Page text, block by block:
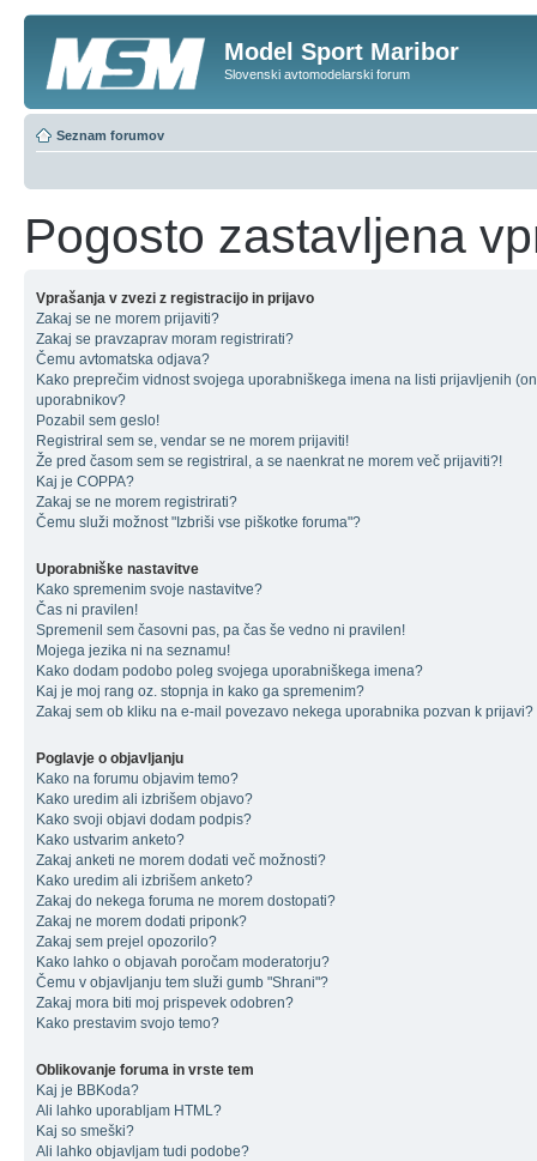
Model Sport Maribor
Slovenski avtomodelarski forum
Seznam forumov
Pogosto zastavljena
Vprašanja v zvezi z registracijo in prijavo
Zakaj se ne morem prijaviti?
Zakaj se pravzaprav moram registrirati?
Čemu avtomatska odjava?
Kako preprečim vidnost svojega uporabniškega imena na listi prijavljenih
uporabnikov?
Pozabil sem geslo!
Registriral sem se, vendar se ne morem prijaviti!
Že pred časom sem se registriral, a se naenkrat ne morem več prijaviti?!
Kaj je COPPA?
Zakaj se ne morem registrirati?
Čemu služi možnost "Izbriši vse piškotke foruma"?
Uporabniške nastavitve
Kako spremenim svoje nastavitve?
Čas ni pravilen!
Spremenil sem časovni pas, pa čas še vedno ni pravilen!
Mojega jezika ni na seznamu!
Kako dodam podobo poleg svojega uporabniškega imena?
Kaj je moj rang oz. stopnja in kako ga spremenim?
Zakaj sem ob kliku na e-mail povezavo nekega uporabnika pozvan k prijavi?
Poglavje o objavljanju
Kako na forumu objavim temo?
Kako uredim ali izbrišem objavo?
Kako svoji objavi dodam podpis?
Kako ustvarim anketo?
Zakaj anketi ne morem dodati več možnosti?
Kako uredim ali izbrišem anketo?
Zakaj do nekega foruma ne morem dostopati?
Zakaj ne morem dodati priponk?
Zakaj sem prejel opozorilo?
Kako lahko o objavah poročam moderatorju?
Čemu v objavljanju tem služi gumb "Shrani"?
Zakaj mora biti moj prispevek odobren?
Kako prestavim svojo temo?
Oblikovanje foruma in vrste tem
Kaj je BBKoda?
Ali lahko uporabljam HTML?
Kaj so smeški?
Ali lahko objavljam tudi podobe?